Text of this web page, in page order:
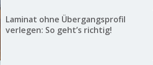
Laminat ohne Übergangsprofil
verlegen: So geht’s richtig!